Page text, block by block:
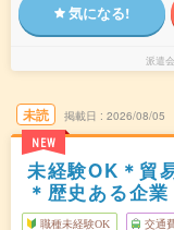
気になる!
派遣
未読
NEW
掲載日 2026/08/05
未経験OK＊貿
＊歴史ある企業
職種未経験OK 交通